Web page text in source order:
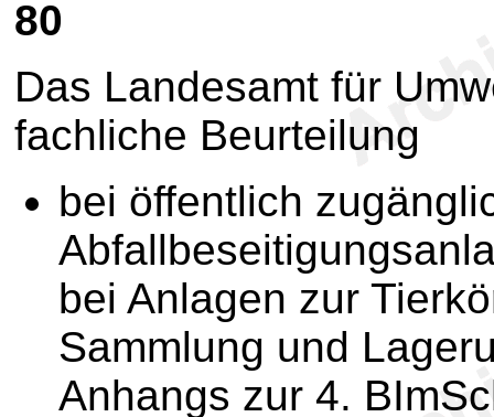
80
Das Landesamt für
fachliche Beurteilung
bei öffentlich
bei Anlagen zur
Sammlung und
Anhangs zur 4.